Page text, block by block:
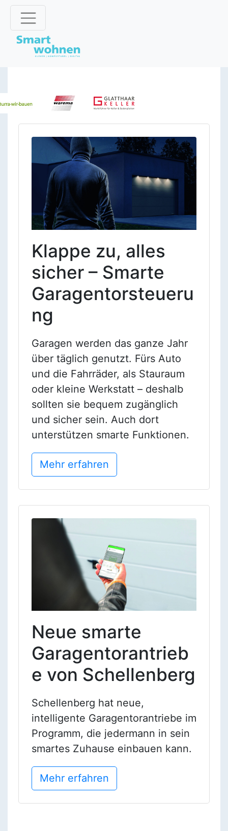
Klappe zu, alles
sicher – Smarte
Garagentorsteueru
ng
Garagen werden das ganze Jahr
über täglich genutzt. Fürs Auto
und die Fahrräder, als Stauraum
oder kleine Werkstatt – deshalb
sollten sie bequem zugänglich
und sicher sein. Auch dort
unterstützen smarte Funktionen.
Mehr erfahren
Neue smarte
Garagentorantrieb
e von Schellenberg
Schellenberg hat neue,
intelligente Garagentorantriebe im
Programm, die jedermann in sein
smartes Zuhause einbauen kann.
Mehr erfahren